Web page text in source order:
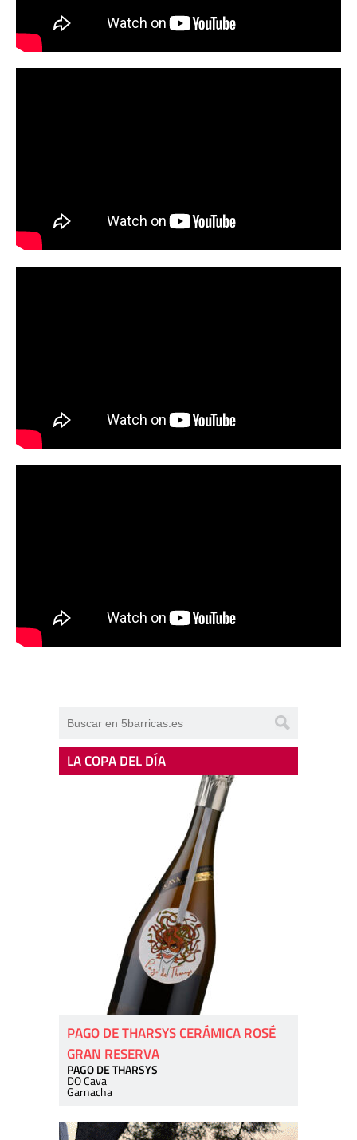
LA COPA DEL DÍA
PAGO DE THARSYS CERÁMICA ROSÉ
GRAN RESERVA
PAGO DE THARSYS
DO Cava
Garnacha